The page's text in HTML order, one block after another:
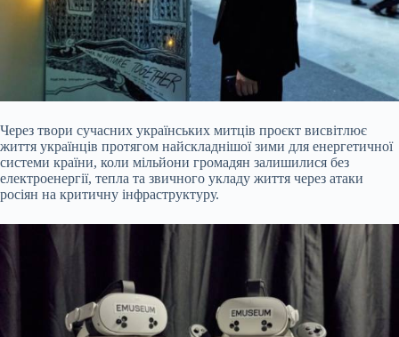
Через твори сучасних українських митців проєкт висвітлює
життя українців протягом найскладнішої зими для енергетичної
системи країни, коли мільйони громадян залишилися без
електроенергії, тепла та звичного укладу життя через атаки
росіян на критичну інфраструктуру.